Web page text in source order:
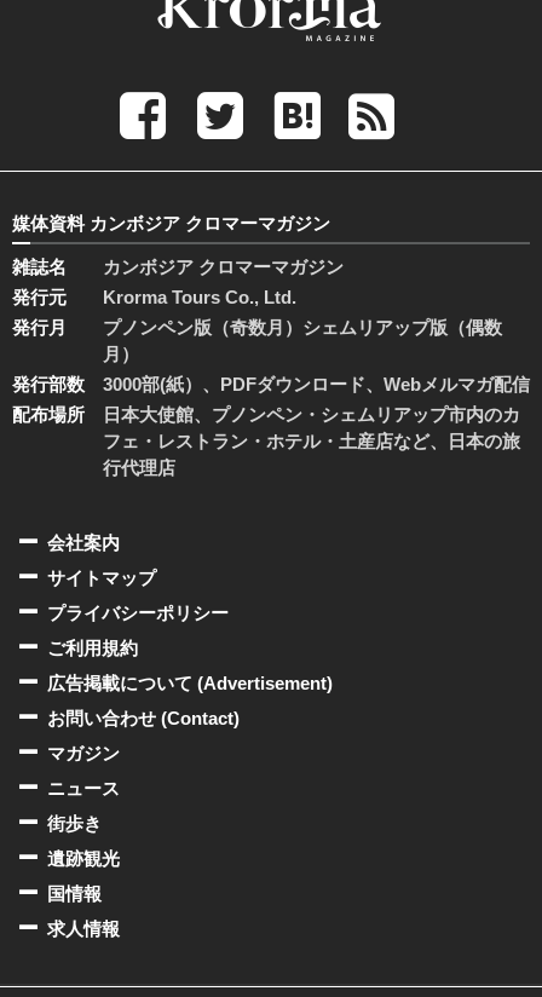
媒体資料 カンボジア クロマーマガジン
雑誌名
カンボジア クロマーマガジン
発行元
Krorma Tours Co., Ltd.
発行月
プノンペン版（奇数月）シェムリアップ版（偶数
月）
発行部数
3000部(紙）、PDFダウンロード、Webメルマガ配信
配布場所
日本大使館、プノンペン・シェムリアップ市内のカ
フェ・レストラン・ホテル・土産店など、日本の旅
行代理店
会社案内
サイトマップ
プライバシーポリシー
ご利用規約
広告掲載について (Advertisement)
お問い合わせ (Contact)
マガジン
ニュース
街歩き
遺跡観光
国情報
求人情報